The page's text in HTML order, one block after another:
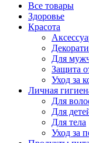
Все товары
Здоровье
Красота
Для
Защита
Уход за
Личная
Для
Для
Для тела
Уход за